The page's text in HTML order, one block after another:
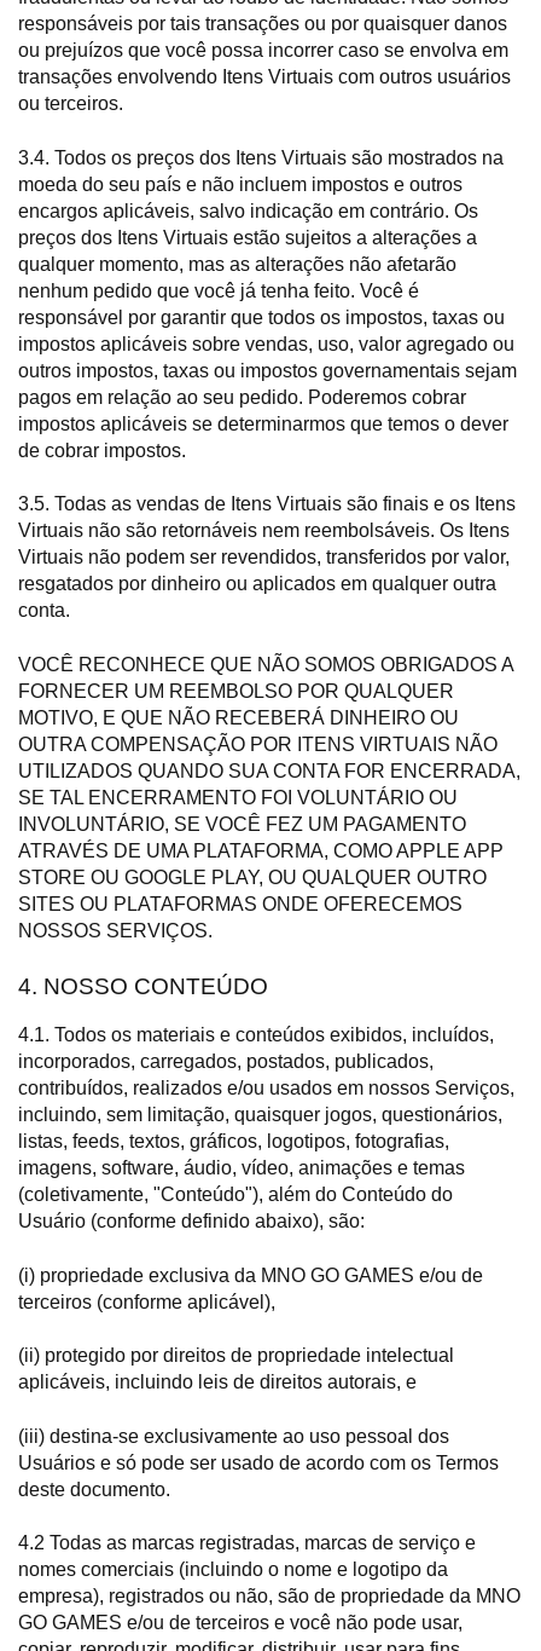
responsáveis por tais transações ou por quaisquer danos
ou prejuízos que você possa incorrer caso se envolva em
transações envolvendo Itens Virtuais com outros usuários
ou terceiros.
3.4. Todos os preços dos Itens Virtuais são mostrados na
moeda do seu país e não incluem impostos e outros
encargos aplicáveis, salvo indicação em contrário. Os
preços dos Itens Virtuais estão sujeitos a alterações a
qualquer momento, mas as alterações não afetarão
nenhum pedido que você já tenha feito. Você é
responsável por garantir que todos os impostos, taxas ou
impostos aplicáveis sobre vendas, uso, valor agregado ou
outros impostos, taxas ou impostos governamentais sejam
pagos em relação ao seu pedido. Poderemos cobrar
impostos aplicáveis se determinarmos que temos o dever
de cobrar impostos.
3.5. Todas as vendas de Itens Virtuais são finais e os Itens
Virtuais não são retornáveis nem reembolsáveis. Os Itens
Virtuais não podem ser revendidos, transferidos por valor,
resgatados por dinheiro ou aplicados em qualquer outra
conta.
VOCÊ RECONHECE QUE NÃO SOMOS OBRIGADOS A
FORNECER UM REEMBOLSO POR QUALQUER
MOTIVO, E QUE NÃO RECEBERÁ DINHEIRO OU
OUTRA COMPENSAÇÃO POR ITENS VIRTUAIS NÃO
UTILIZADOS QUANDO SUA CONTA FOR ENCERRADA,
SE TAL ENCERRAMENTO FOI VOLUNTÁRIO OU
INVOLUNTÁRIO, SE VOCÊ FEZ UM PAGAMENTO
ATRAVÉS DE UMA PLATAFORMA, COMO APPLE APP
STORE OU GOOGLE PLAY, OU QUALQUER OUTRO
SITES OU PLATAFORMAS ONDE OFERECEMOS
NOSSOS SERVIÇOS.
4. NOSSO CONTEÚDO
4.1. Todos os materiais e conteúdos exibidos, incluídos,
incorporados, carregados, postados, publicados,
contribuídos, realizados e/ou usados em nossos Serviços,
incluindo, sem limitação, quaisquer jogos, questionários,
listas, feeds, textos, gráficos, logotipos, fotografias,
imagens, software, áudio, vídeo, animações e temas
(coletivamente, "Conteúdo"), além do Conteúdo do
Usuário (conforme definido abaixo), são:
(i) propriedade exclusiva da MNO GO GAMES e/ou de
terceiros (conforme aplicável),
(ii) protegido por direitos de propriedade intelectual
aplicáveis, incluindo leis de direitos autorais, e
(iii) destina-se exclusivamente ao uso pessoal dos
Usuários e só pode ser usado de acordo com os Termos
deste documento.
4.2 Todas as marcas registradas, marcas de serviço e
nomes comerciais (incluindo o nome e logotipo da
empresa), registrados ou não, são de propriedade da MNO
GO GAMES e/ou de terceiros e você não pode usar,